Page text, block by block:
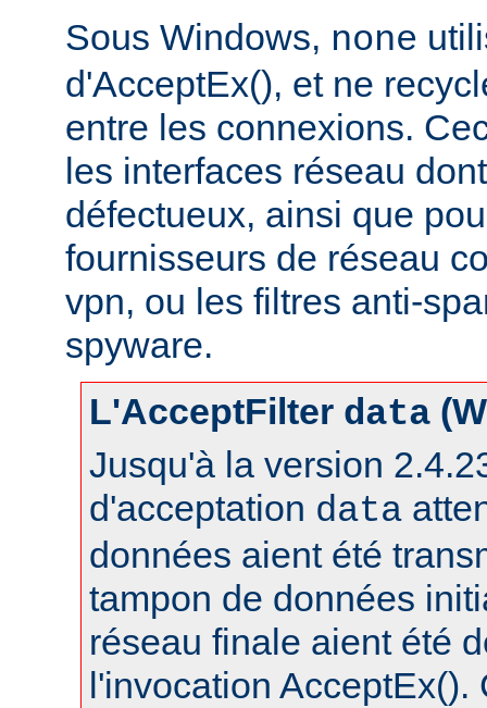
Sous Windows, none
d'AcceptEx(), et ne
entre les connexions.
les interfaces réseau
défectueux, ainsi que
fournisseurs de réseau
vpn, ou les filtres anti-
spyware.
L'AcceptFilter data
Jusqu'à la version
d'acceptation data
données aient été
tampon de données
réseau finale aient été
l'invocation AcceptEx().